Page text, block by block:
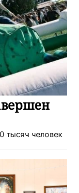
тысяч человек